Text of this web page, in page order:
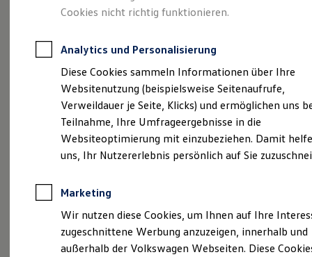
Kleinwagen-Leasing
Leasing ohne Anzahlung
Autokredit mit Schlussrate
Versicherungen und Garantien
Kfz-Versicherung
Restschuldversicherungen
Garantien
Wartungsverträge
Geschäftskunden
Professional Class bei Volkswagen
Großkunden
Behörden
Anpfiff zum Gewinn
Elektroautos
ID. Tutorials
Elektrofahrzeugkonzepte
Impressum & Rechtliches
Probefahrt vereinbaren
Cookies nicht richtig funktionieren.
Analytics und Personalisierung
Diese Cookies sammeln Informationen über Ihre
Websitenutzung (beispielsweise Seitenaufrufe,
Verweildauer je Seite, Klicks) und ermöglichen uns
Teilnahme, Ihre Umfrageergebnisse in die
Websiteoptimierung mit einzubeziehen. Damit
uns, Ihr Nutzererlebnis persönlich auf Sie
Marketing
Wir nutzen diese Cookies, um Ihnen auf Ihre
zugeschnittene Werbung anzuzeigen, innerhalb und
außerhalb der Volkswagen Webseiten. Diese